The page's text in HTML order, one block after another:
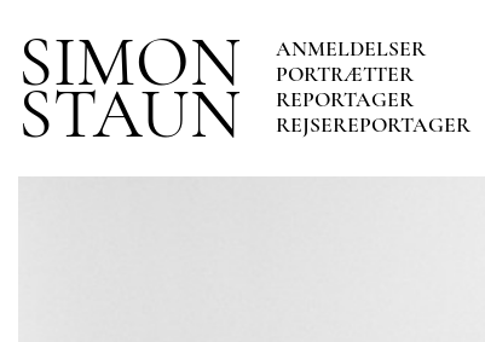
SIMON
STAUN
ANMELDELSER
PORTRÆTTER
REPORTAGER
REJSEREPORTAGER